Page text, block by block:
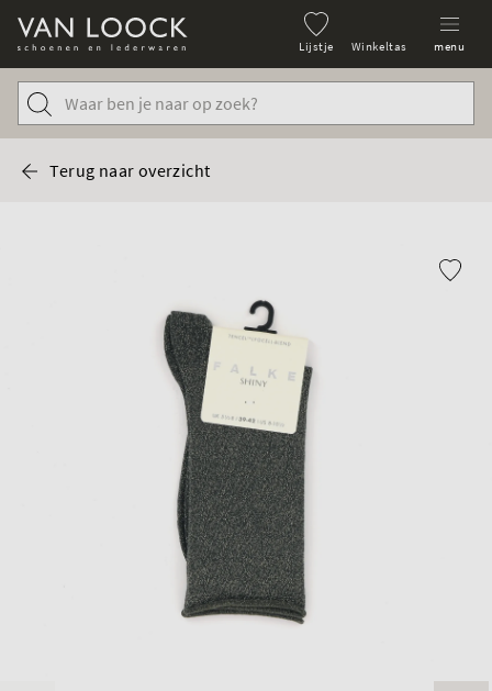
Lijstje Winkeltas menu
Terug naar overzicht